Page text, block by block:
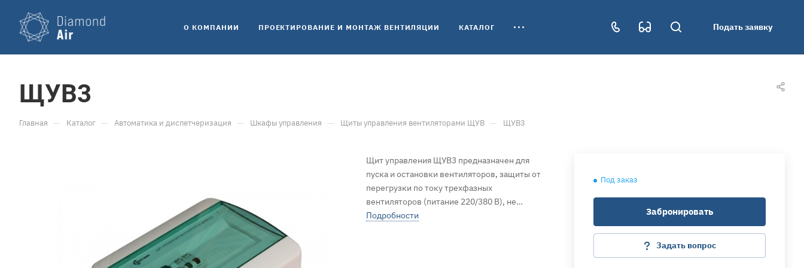
O КОМПАНИИ ПРОЕКТИРОВАНИЕ И МОНТАЖ ВЕНТИЛЯЦИИ КАТАЛОГ Подать заявку
ЩУВ3
Главная — Каталог — Автоматика и диспетчеризация — Шкафы управления — Щиты управления вентиляторами ЩУВ — ЩУВ3
Под заказ
Забронировать
Задать вопрос
Щит управления ЩУВ3 предназначен для
пуска и остановки вентиляторов, защиты от
перегрузки по току трехфазных
вентиляторов (питание 220/380 В), не
оснащенных термоконтактами. Есть
Подробности